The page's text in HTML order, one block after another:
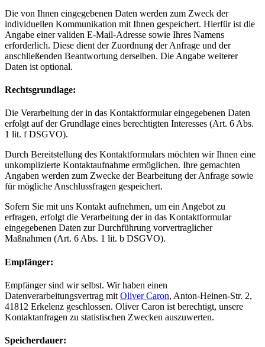
Die von Ihnen eingegebenen Daten werden zum Zweck der
individuellen Kommunikation mit Ihnen gespeichert. Hierfür ist die
Angabe einer validen E-Mail-Adresse sowie Ihres Namens
erforderlich. Diese dient der Zuordnung der Anfrage und der
anschließenden Beantwortung derselben. Die Angabe weiterer
Daten ist optional.
Rechtsgrundlage:
Die Verarbeitung der in das Kontaktformular eingegebenen Daten
erfolgt auf der Grundlage eines berechtigten Interesses (Art. 6 Abs.
1 lit. f DSGVO).
Durch Bereitstellung des Kontaktformulars möchten wir Ihnen eine
unkomplizierte Kontaktaufnahme ermöglichen. Ihre gemachten
Angaben werden zum Zwecke der Bearbeitung der Anfrage sowie
für mögliche Anschlussfragen gespeichert.
Sofern Sie mit uns Kontakt aufnehmen, um ein Angebot zu
erfragen, erfolgt die Verarbeitung der in das Kontaktformular
eingegebenen Daten zur Durchführung vorvertraglicher
Maßnahmen (Art. 6 Abs. 1 lit. b DSGVO).
Empfänger:
Empfänger sind wir selbst. Wir haben einen
Datenverarbeitungsvertrag mit Oliver Caron, Anton-Heinen-Str. 2,
41812 Erkelenz geschlossen. Oliver Caron ist berechtigt, unsere
Kontaktanfragen zu statistischen Zwecken auszuwerten.
Speicherdauer: